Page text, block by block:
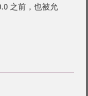
之前，也被允